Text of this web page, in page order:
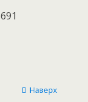
691
Наверх